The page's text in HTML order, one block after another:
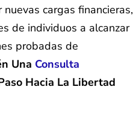
cargas financieras,
de individuos a alcanzar
probadas de
Una Consulta
Hacia La Libertad